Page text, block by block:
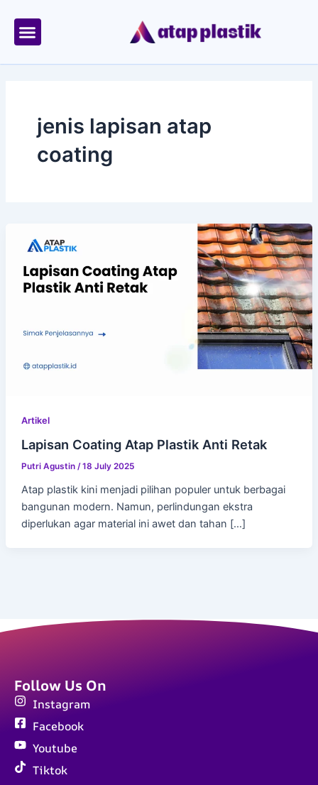
content
jenis lapisan atap
coating
Artikel
Lapisan Coating Atap Plastik Anti Retak
Putri Agustin /18 July 2025
Atap plastik kini menjadi pilihan populer untuk berbagai
bangunan modern. Namun, perlindungan ekstra
diperlukan agar material ini awet dan tahan […]
Follow Us On
Instagram
Facebook
Youtube
Tiktok